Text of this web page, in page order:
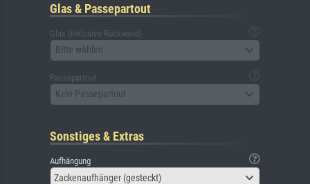
Glas & Passepartout
Glas (inklusive Rückwand)
Bitte wählen
Passepartout
Kein Passepartout
Sonstiges & Extras
Aufhängung
Zackenaufhänger (gesteckt)